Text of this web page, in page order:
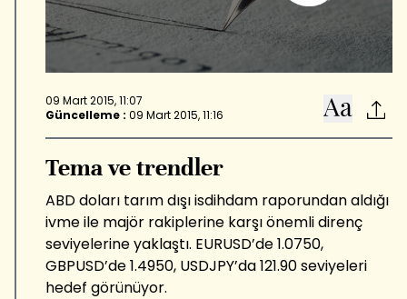
09 Mart 2015, 11:07
Güncelleme : 09 Mart 2015, 11:16
Tema ve trendler
ABD doları tarım dışı isdihdam raporundan aldığı
ivme ile majör rakiplerine karşı önemli direnç
seviyelerine yaklaştı. EURUSD’de 1.0750,
GBPUSD’de 1.4950, USDJPY’da 121.90 seviyeleri
hedef görünüyor.